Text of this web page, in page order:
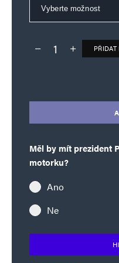
Deník TO – verze bez
Měl by mít prezident
motorku?
Ano
Ne